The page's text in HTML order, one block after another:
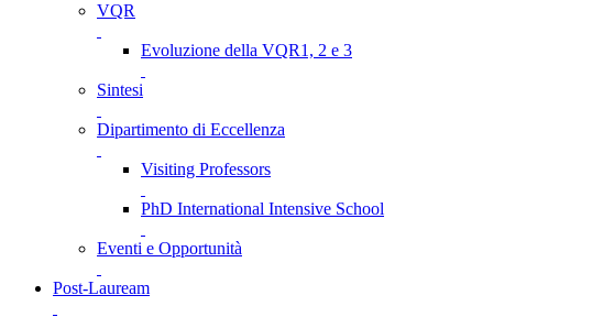
VQR
Evoluzione della VQR1, 2 e 3
Sintesi
Dipartimento di Eccellenza
Visiting Professors
PhD International Intensive School
Eventi e Opportunità
Post-Lauream